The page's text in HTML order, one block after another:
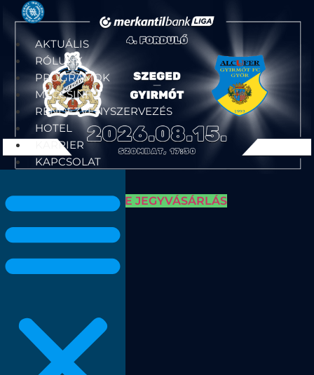
Ugrás
tartalomhoz
AKTUÁLIS
RÓLUNK
PROGRAMOK
MECCSINFÓ
RENDEZVÉNYSZERVEZÉS
HOTEL
KARRIER
KAPCSOLAT
ONLINE JEGYVÁSÁRLÁS